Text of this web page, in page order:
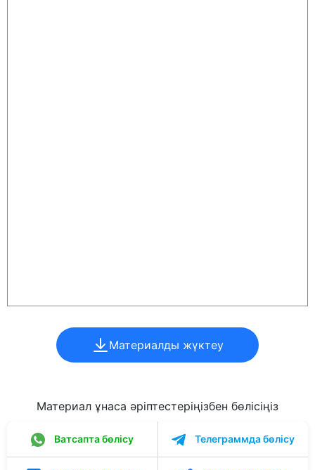
Материалды жүктеу
Материал ұнаса әріптестеріңізбен бөлісіңіз
Ватсапта бөлісу Телеграммда бөлісу